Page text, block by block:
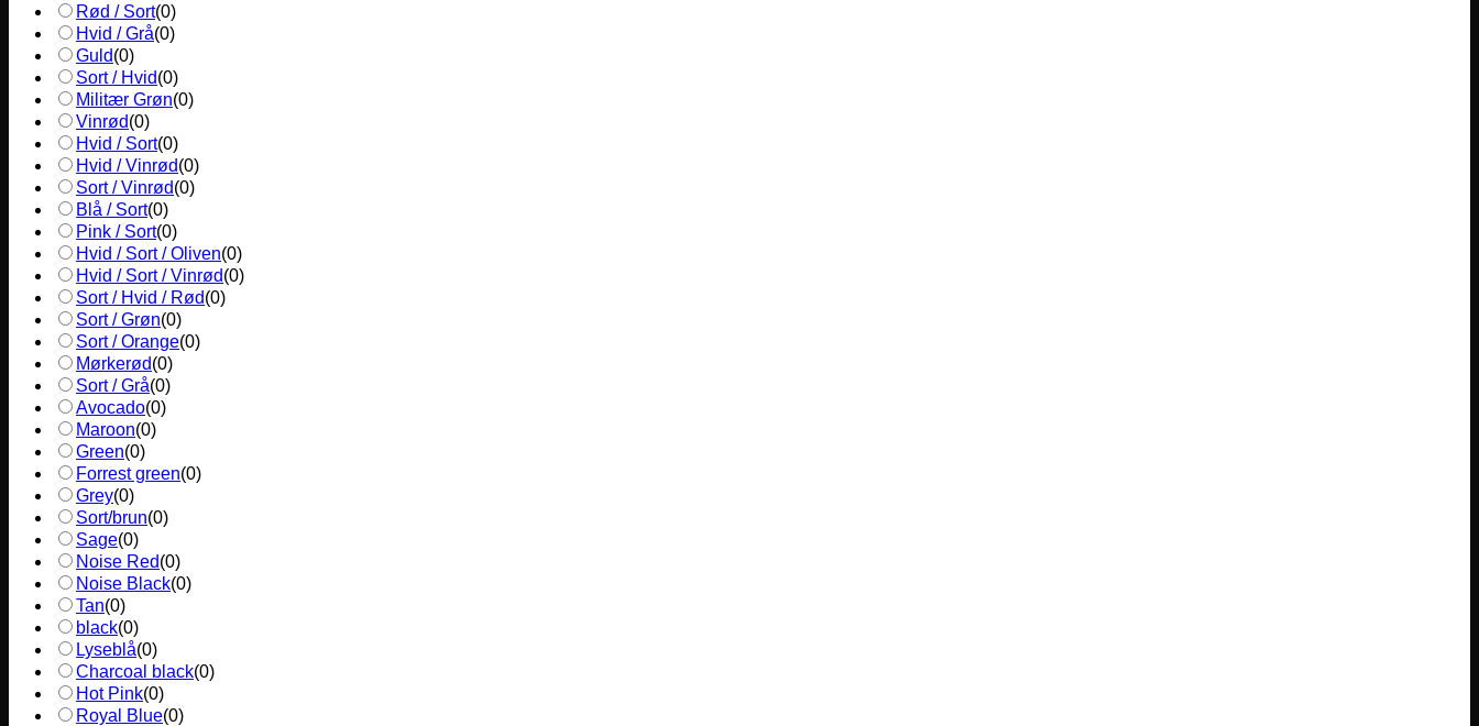
Rød / Sort(0)
Hvid / Grå(0)
Guld(0)
Sort / Hvid(0)
Militær Grøn(0)
Vinrød(0)
Hvid / Sort(0)
Hvid / Vinrød(0)
Sort / Vinrød(0)
Blå / Sort(0)
Pink / Sort(0)
Hvid / Sort / Oliven(0)
Hvid / Sort / Vinrød(0)
Sort / Hvid / Rød(0)
Sort / Grøn(0)
Sort / Orange(0)
Mørkerød(0)
Sort / Grå(0)
Avocado(0)
Maroon(0)
Green(0)
Forrest green(0)
Grey(0)
Sort/brun(0)
Sage(0)
Noise Red(0)
Noise Black(0)
Tan(0)
black(0)
Lyseblå(0)
Charcoal black(0)
Hot Pink(0)
Royal Blue(0)